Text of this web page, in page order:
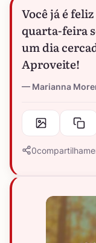
Você já é
quarta-feira
um dia
Aproveite!
Marianna
0